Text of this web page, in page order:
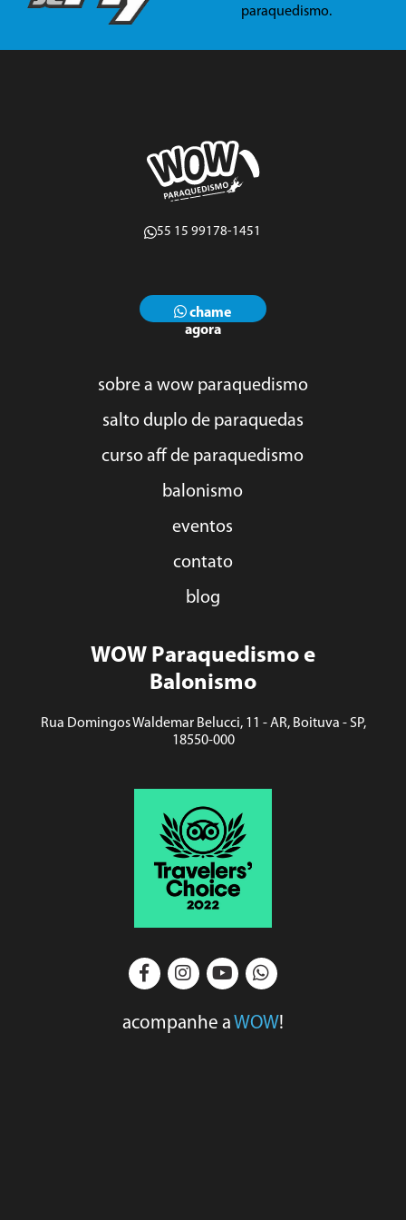
paraquedismo.
55 15 99178-1451
chame
agora
sobre a wow paraquedismo
salto duplo de paraquedas
curso aff de paraquedismo
balonismo
eventos
contato
blog
WOW Paraquedismo e
Balonismo
Rua Domingos Waldemar Belucci, 11 - AR, Boituva - SP,
18550-000
acompanhe aWOW!